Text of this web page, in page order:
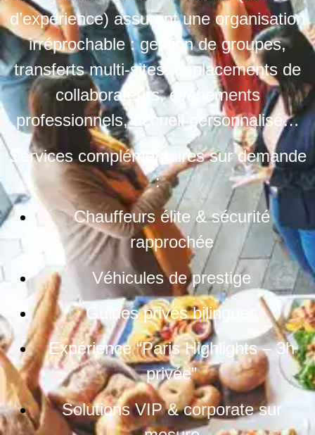
d’expérience) assurent une organisation
irréprochable : gestion de groupes,
transferts multi-sites, déplacements de
collaborateurs, évènements
professionnels, accueil personnalisé…
Services complémentaires sur demande
:
Chauffeurs élite & sécurité
rapprochée
Véhicules de prestige
Guides privés bilingues
Expérience “Paris Highlights – 3h
privée”
Solutions VIP & corporate sur